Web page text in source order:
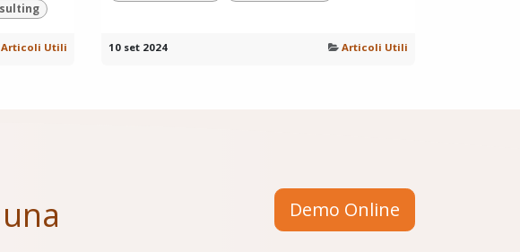
Articoli Utili 10 set 2024 Articoli Utili
Demo Online